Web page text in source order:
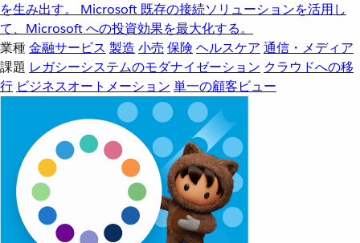
を生み出す。
Microsoft 既存の接続ソリューションを活用し
て、Microsoft への投資効果を最大化する。
業種金融サービス 製造 小売 保険 ヘルスケア 通信・メディア
課題 レガシーシステムのモダナイゼーション クラウドへの移
行 ビジネスオートメーション 単一の顧客ビュー